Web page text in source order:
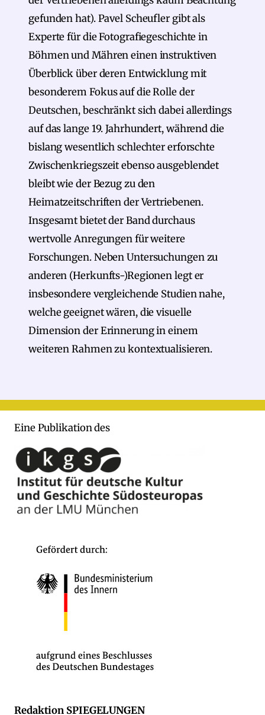
gefunden hat). Pavel Scheufler gibt als
Experte für die Fotografiegeschichte in
Böhmen und Mähren einen instruktiven
Überblick über deren Entwicklung mit
besonderem Fokus auf die Rolle der
Deutschen, beschränkt sich dabei allerdings
auf das lange 19. Jahrhundert, während die
bislang wesentlich schlechter erforschte
Zwischenkriegszeit ebenso ausgeblendet
bleibt wie der Bezug zu den
Heimatzeitschriften der Vertriebenen.
Insgesamt bietet der Band durchaus
wertvolle Anregungen für weitere
Forschungen. Neben Untersuchungen zu
anderen (Herkunfts-)Regionen legt er
insbesondere vergleichende Studien nahe,
welche geeignet wären, die visuelle
Dimension der Erinnerung in einem
weiteren Rahmen zu kontextualisieren.
Eine Publikation des
Redaktion SPIEGELUNGEN